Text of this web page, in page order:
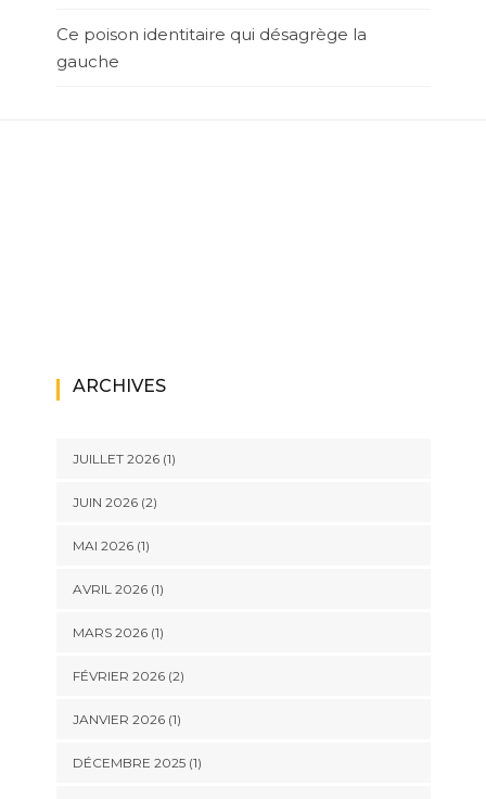
Ce poison identitaire qui désagrège la
gauche
ARCHIVES
JUILLET 2026(1)
JUIN 2026(2)
MAI 2026(1)
AVRIL 2026(1)
MARS 2026(1)
FÉVRIER 2026(2)
JANVIER 2026(1)
DÉCEMBRE 2025(1)